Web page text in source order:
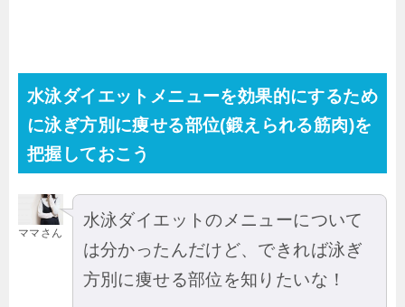
水泳ダイエットメニューを効果的にするため
に泳ぎ方別に痩せる部位(鍛えられる筋肉)を
把握しておこう
ママさん
水泳ダイエットのメニューについて
は分かったんだけど、できれば泳ぎ
方別に痩せる部位を知りたいな！